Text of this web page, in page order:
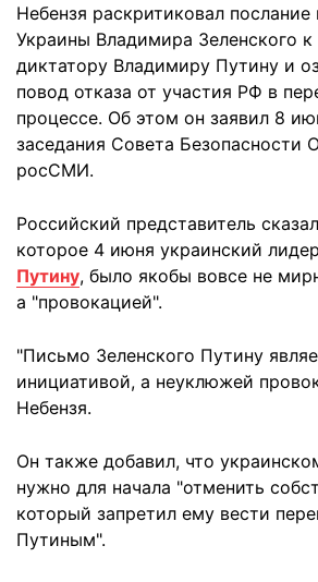
Небензя раскритиковал послание
Украины Владимира Зеленского
диктатору Владимиру Путину и
повод отказа от участия РФ в
процессе. Об этом он заявил 8
заседания Совета Безопасности
росСМИ.
Российский представитель
которое 4 июня украинский лидер
Путину, было якобы вовсе не
а "провокацией".
"Письмо Зеленского Путину
инициативой, а неуклюжей
Небензя.
Он также добавил, что
нужно для начала "отменить
который запретил ему вести
Путиным".